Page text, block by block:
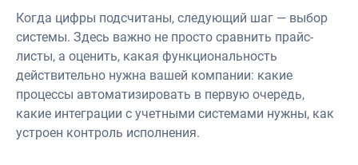
Когда цифры подсчитаны, следующий шаг — выбор
системы. Здесь важно не просто сравнить прайс-
листы, а оценить, какая функциональность
действительно нужна вашей компании: какие
процессы автоматизировать в первую очередь,
какие интеграции с учетными системами нужны, как
устроен контроль исполнения.